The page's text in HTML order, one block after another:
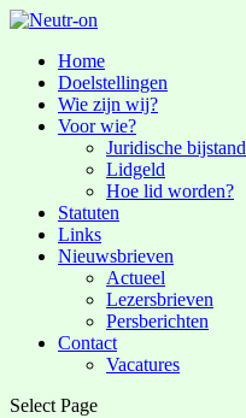
Home
Doelstellingen
Wie zijn wij?
Voor wie?
Juridische bijstand
Lidgeld
Hoe lid worden?
Statuten
Links
Nieuwsbrieven
Actueel
Lezersbrieven
Persberichten
Contact
Vacatures
Select Page